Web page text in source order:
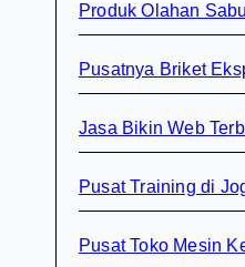
Produk Olahan
Pusatnya Briket
Jasa Bikin Web
Pusat Training di
Pusat Toko Mesin